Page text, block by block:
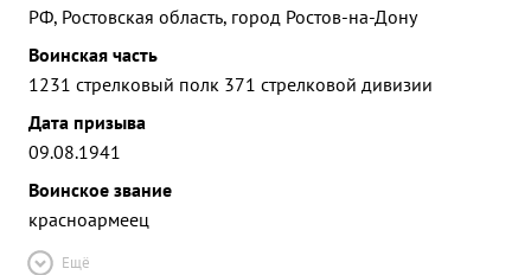
РФ, Ростовская область, город Ростов-на-Дону
Воинская часть
1231 стрелковый полк 371 стрелковой дивизии
Дата призыва
09.08.1941
Воинское звание
красноармеец
Ещё